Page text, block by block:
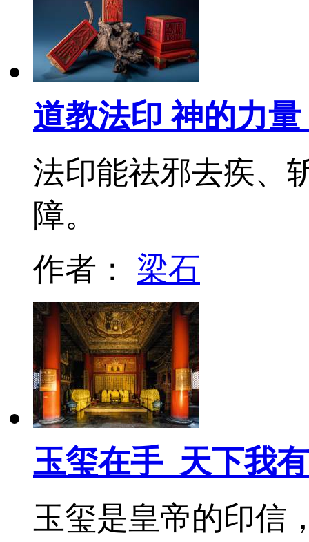
道教法印 神的力
法印能祛邪去疾、
障。
作者： 梁石
玉玺在手 天下我有
玉玺是皇帝的印信